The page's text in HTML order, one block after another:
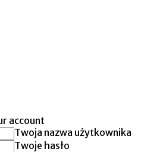
account
Twoja nazwa użytkownika
Twoje hasło